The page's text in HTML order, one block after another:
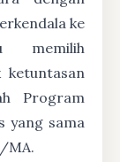
ke
memilih
ketuntasan
Program
yang sama
MA.